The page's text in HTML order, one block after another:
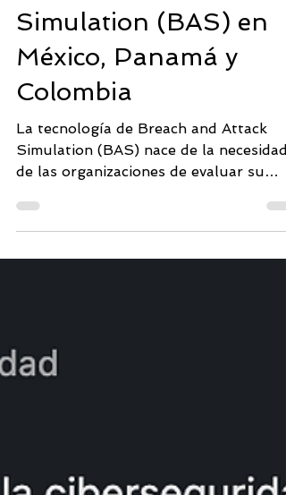
Breach and Attack
Simulation (BAS) en
México, Panamá y
Colombia
La tecnología de Breach and Attack
Simulation (BAS) nace de la necesidad
de las organizaciones de evaluar su